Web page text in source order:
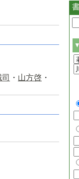
・ 山方啓 ・